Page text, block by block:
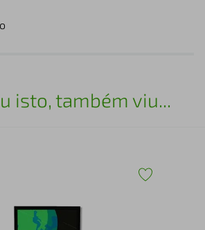
isto, também viu...